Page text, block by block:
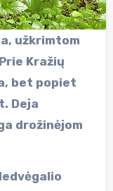
užkrimtom
Kražių
bet popiet
Deja
drožinėjom